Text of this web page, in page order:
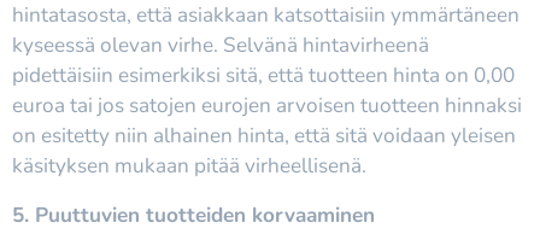
hintatasosta, että asiakkaan katsottaisiin ymmärtäneen
kyseessä olevan virhe. Selvänä hintavirheenä
pidettäisiin esimerkiksi sitä, että tuotteen hinta on 0,00
euroa tai jos satojen eurojen arvoisen tuotteen hinnaksi
on esitetty niin alhainen hinta, että sitä voidaan yleisen
käsityksen mukaan pitää virheellisenä.
5. Puuttuvien tuotteiden korvaaminen